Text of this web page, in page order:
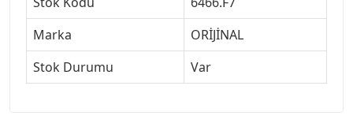
Marka
ORİJİNAL
Stok Durumu
Var